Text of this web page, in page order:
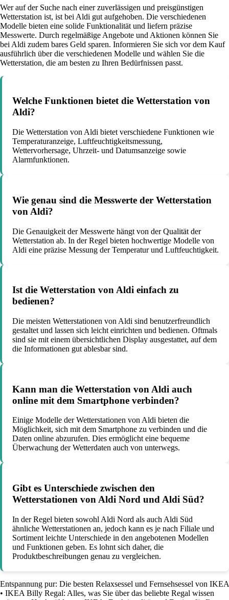
Wer auf der Suche nach einer zuverlässigen und preisgünstigen
Wetterstation ist, ist bei Aldi gut aufgehoben. Die verschiedenen
Modelle bieten eine solide Funktionalität und liefern präzise
Messwerte. Durch regelmäßige Angebote und Aktionen können Sie
bei Aldi zudem bares Geld sparen. Informieren Sie sich vor dem Kauf
ausführlich über die verschiedenen Modelle und wählen Sie die
Wetterstation, die am besten zu Ihren Bedürfnissen passt.
Welche Funktionen bietet die Wetterstation von
Aldi?
Die Wetterstation von Aldi bietet verschiedene Funktionen wie
Temperaturanzeige, Luftfeuchtigkeitsmessung,
Wettervorhersage, Uhrzeit- und Datumsanzeige sowie
Alarmfunktionen.
Wie genau sind die Messwerte der Wetterstation
von Aldi?
Die Genauigkeit der Messwerte hängt von der Qualität der
Wetterstation ab. In der Regel bieten hochwertige Modelle von
Aldi eine präzise Messung der Temperatur und Luftfeuchtigkeit.
Ist die Wetterstation von Aldi einfach zu
bedienen?
Die meisten Wetterstationen von Aldi sind benutzerfreundlich
gestaltet und lassen sich leicht einrichten und bedienen. Oftmals
sind sie mit einem übersichtlichen Display ausgestattet, auf dem
die Informationen gut ablesbar sind.
Kann man die Wetterstation von Aldi auch
online mit dem Smartphone verbinden?
Einige Modelle der Wetterstationen von Aldi bieten die
Möglichkeit, sich mit dem Smartphone zu verbinden und die
Daten online abzurufen. Dies ermöglicht eine bequeme
Überwachung der Wetterdaten auch von unterwegs.
Gibt es Unterschiede zwischen den
Wetterstationen von Aldi Nord und Aldi Süd?
In der Regel bieten sowohl Aldi Nord als auch Aldi Süd
ähnliche Wetterstationen an, jedoch kann es je nach Filiale und
Sortiment leichte Unterschiede in den angebotenen Modellen
und Funktionen geben. Es lohnt sich daher, die
Produktbeschreibungen genau zu vergleichen.
Entspannung pur: Die besten Relaxsessel und Fernsehsessel von IKEA
• IKEA Billy Regal: Alles, was Sie über das beliebte Regal wissen